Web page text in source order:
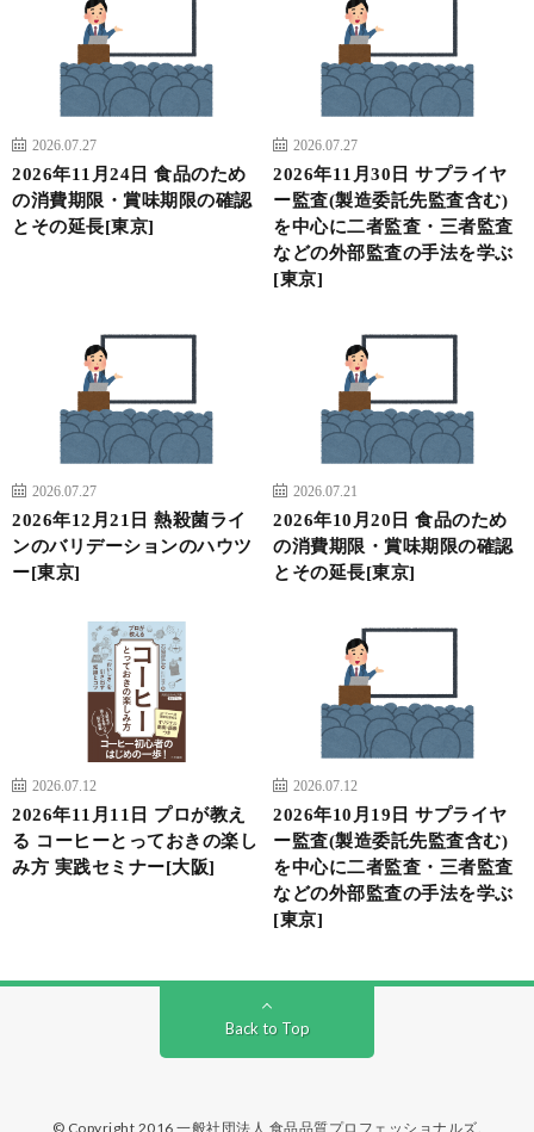
2026.07.27
2026年11月24日 食品のため
の消費期限・賞味期限の確認
とその延長[東京]
2026.07.27
2026年11月30日 サプライヤ
ー監査(製造委託先監査含む)
を中心に二者監査・三者監査
などの外部監査の手法を学ぶ
[東京]
2026.07.27
2026年12月21日 熱殺菌ライ
ンのバリデーションのハウツ
ー[東京]
2026.07.21
2026年10月20日 食品のため
の消費期限・賞味期限の確認
とその延長[東京]
2026.07.12
2026年11月11日 プロが教え
る コーヒーとっておきの楽し
み方 実践セミナー[大阪]
2026.07.12
2026年10月19日 サプライヤ
ー監査(製造委託先監査含む)
を中心に二者監査・三者監査
などの外部監査の手法を学ぶ
[東京]
Back to Top
© Copyright 2016一般社団法人 食品品質プロフェッショナルズ